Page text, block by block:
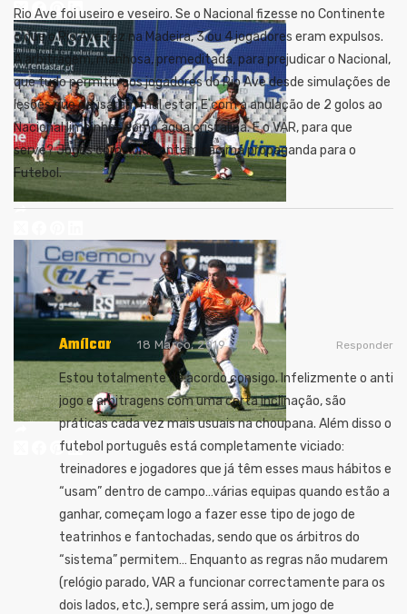
Rio Ave foi useiro e veseiro. Se o Nacional fizesse no Continente
o que o Rio Ave fez na Madeira, 3 ou 4 jogadores eram expulsos.
A arbitragem, manhosa, premeditada, para prejudicar o Nacional,
que tudo permitiu aos jogadores do Rio Ave desde simulações de
lesões que causaram mal estar. E com a anulação de 2 golos ao
Nacional limpinhos como água cristalina. E o VAR, para que
serve? Jogos como o de ontem são má propaganda para o
Futebol.
Amílcar 18 Março, 2019
Estou totalmente de acordo consigo. Infelizmente o anti
jogo e arbitragens com uma certa inclinação, são
práticas cada vez mais usuais na choupana. Além disso o
futebol português está completamente viciado:
treinadores e jogadores que já têm esses maus hábitos e
“usam” dentro de campo…várias equipas quando estão a
ganhar, começam logo a fazer esse tipo de jogo de
teatrinhos e fantochadas, sendo que os árbitros do
“sistema” permitem… Enquanto as regras não mudarem
(relógio parado, VAR a funcionar correctamente para os
dois lados, etc.), sempre será assim, um jogo de
Responder